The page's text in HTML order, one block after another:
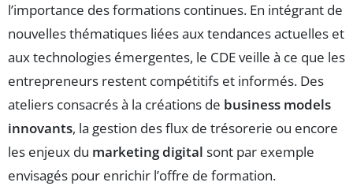
l’importance des formations continues. En intégrant de
nouvelles thématiques liées aux tendances actuelles et
aux technologies émergentes, le CDE veille à ce que les
entrepreneurs restent compétitifs et informés. Des
ateliers consacrés à la créations de business models
innovants, la gestion des flux de trésorerie ou encore
les enjeux du marketing digital sont par exemple
envisagés pour enrichir l’offre de formation.